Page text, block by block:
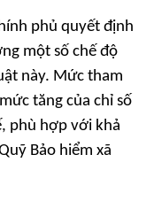
phủ quyết định
một số chế độ
này. Mức tham
tăng của chỉ số
phù hợp với khả
Bảo hiểm xã